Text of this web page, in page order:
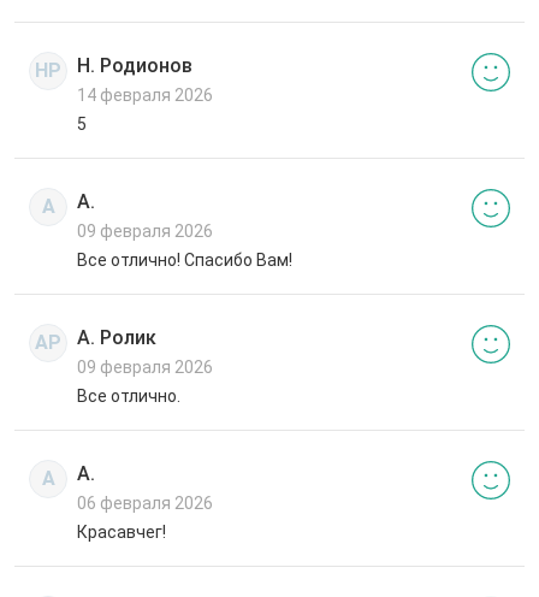
НР Н. Родионов
14 февраля 2026
5
А А.
09 февраля 2026
Все отлично! Спасибо Вам!
АР А. Ролик
09 февраля 2026
Все отлично.
А А.
06 февраля 2026
Красавчег!